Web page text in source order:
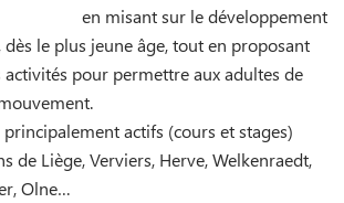
en misant sur le développement
le plus jeune âge, tout en proposant
activités pour permettre aux adultes de
actifs (cours et stages)
de Liège, Verviers, Herve, Welkenraedt,
Olne…